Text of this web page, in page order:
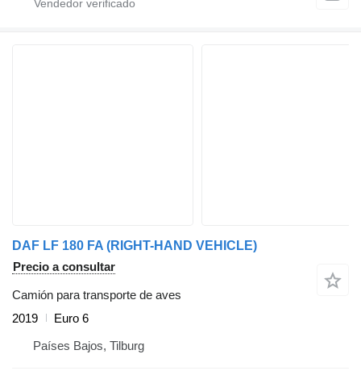
DAF LF 180 FA (RIGHT-HAND VEHICLE)
Precio a consultar
Camión para transporte de aves
2019
Euro 6
Países Bajos, Tilburg